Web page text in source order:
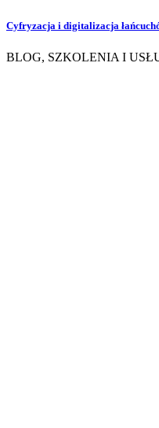
Cyfryzacja i digitalizacja
BLOG, SZKOLENIA I